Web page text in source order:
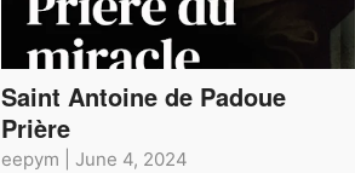
Saint Antoine de Padoue
Prière
eepym June 4, 2024